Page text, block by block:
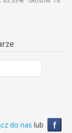
f
do nas lub